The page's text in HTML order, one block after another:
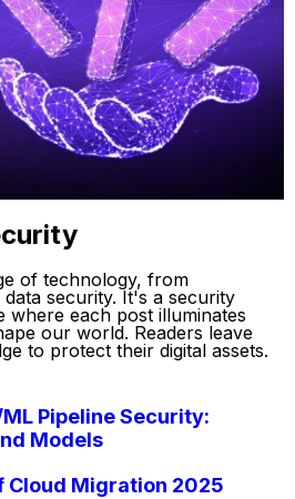
of technology, from
security. It's a security
where each post illuminates
our world. Readers leave
to protect their digital assets.
Pipeline Security:
Models
Cloud Migration 2025